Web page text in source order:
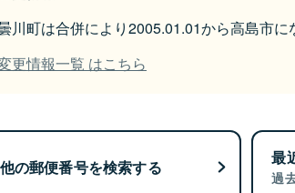
川町は合併により2005.01.01から高島市に
更情報一覧 はこちら
他の郵便番号を検索する 最
過